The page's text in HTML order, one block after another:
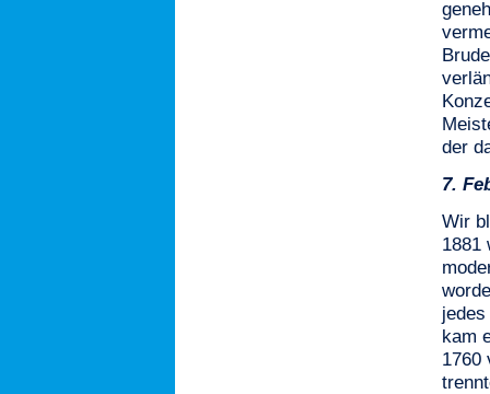
der
7.
Wir
1881
kam
1760